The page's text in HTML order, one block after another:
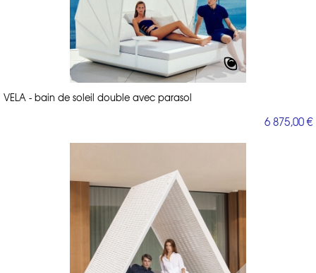
VELA - bain de soleil double avec parasol
6 875,00 €